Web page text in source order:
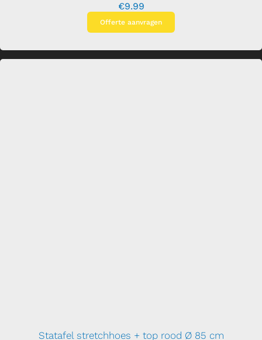
€9.99
Offerte aanvragen
Statafel stretchhoes + top rood Ø 85 cm